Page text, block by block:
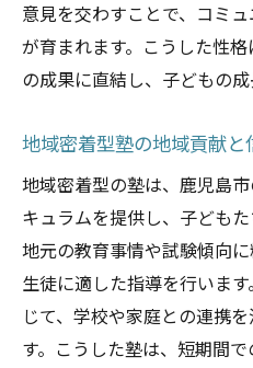
意見を交わすことで、コミ
が育まれます。こうした性
の成果に直結し、子どもの成
地域密着型塾の地域貢献と
地域密着型の塾は、鹿児島
キュラムを提供し、子ども
地元の教育事情や試験傾向
生徒に適した指導を行いま
じて、学校や家庭との連携
す。こうした塾は、短期間